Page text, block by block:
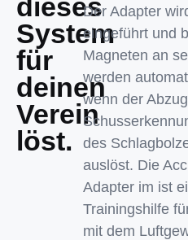
dieses
System
für
deinen
Verein
löst.
Der Adapter
eingeführt und
Magneten an
werden
wenn der
des
auslöst. Die
Adapter im ist
Trainingshilfe
mit dem